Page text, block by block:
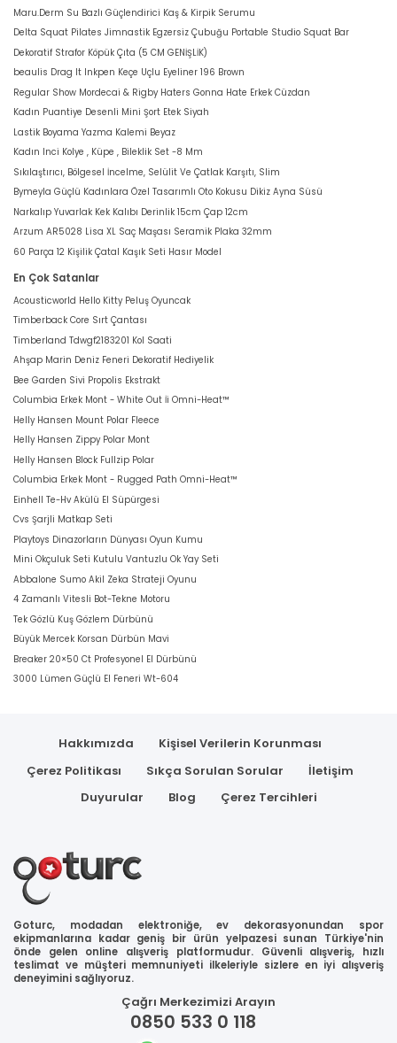
Maru.Derm Su Bazlı Güçlendirici Kaş & Kirpik Serumu
Delta Squat Pilates Jimnastik Egzersiz Çubuğu Portable Studio Squat Bar
Dekoratif Strafor Köpük Çıta (5 CM GENİŞLİK)
beaulis Drag It Inkpen Keçe Uçlu Eyeliner 196 Brown
Regular Show Mordecai & Rigby Haters Gonna Hate Erkek Cüzdan
Kadın Puantiye Desenli Mini Şort Etek Siyah
Lastik Boyama Yazma Kalemi Beyaz
Kadın Inci Kolye , Küpe , Bileklik Set -8 Mm
Sıkılaştırıcı, Bölgesel İncelme, Selülit Ve Çatlak Karşıtı, Slim
Bymeyla Güçlü Kadınlara Özel Tasarımlı Oto Kokusu Dikiz Ayna Süsü
Narkalıp Yuvarlak Kek Kalıbı Derinlik 15cm Çap 12cm
Arzum AR5028 Lisa XL Saç Maşası Seramik Plaka 32mm
60 Parça 12 Kişilik Çatal Kaşık Seti Hasır Model
En Çok Satanlar
Acousticworld Hello Kitty Peluş Oyuncak
Timberback Core Sırt Çantası
Timberland Tdwgf2183201 Kol Saati
Ahşap Marin Deniz Feneri Dekoratif Hediyelik
Bee Garden Sivi Propolis Ekstrakt
Columbia Erkek Mont - White Out İi Omni-Heat™
Helly Hansen Mount Polar Fleece
Helly Hansen Zippy Polar Mont
Helly Hansen Block Fullzip Polar
Columbia Erkek Mont - Rugged Path Omni-Heat™
Einhell Te-Hv Akülü El Süpürgesi
Cvs Şarjli Matkap Seti
Playtoys Dinazorların Dünyası Oyun Kumu
Mini Okçuluk Seti Kutulu Vantuzlu Ok Yay Seti
Abbalone Sumo Akil Zeka Strateji Oyunu
4 Zamanlı Vitesli Bot-Tekne Motoru
Tek Gözlü Kuş Gözlem Dürbünü
Büyük Mercek Korsan Dürbün Mavi
Breaker 20×50 Ct Profesyonel El Dürbünü
3000 Lümen Güçlü El Feneri Wt-604
Hakkımızda
Kişisel Verilerin Korunması
Çerez Politikası
Sıkça Sorulan Sorular
İletişim
Duyurular
Blog Çerez Tercihleri
Goturc, modadan elektroniğe, ev dekorasyonundan spor
ekipmanlarına kadar geniş bir ürün yelpazesi sunan Türkiye'nin
önde gelen online alışveriş platformudur. Güvenli alışveriş, hızlı
teslimat ve müşteri memnuniyeti ilkeleriyle sizlere en iyi alışveriş
deneyimini sağlıyoruz.
Çağrı Merkezimizi Arayın
0850 533 0 118